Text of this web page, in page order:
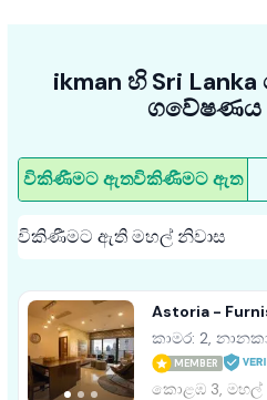
ikman හි Sri
විකිණීමට ඇතවිකිණීමට ඇත
Astoria -
A49929
කාමර: 2,
MEMBER
කොළඹ 3,